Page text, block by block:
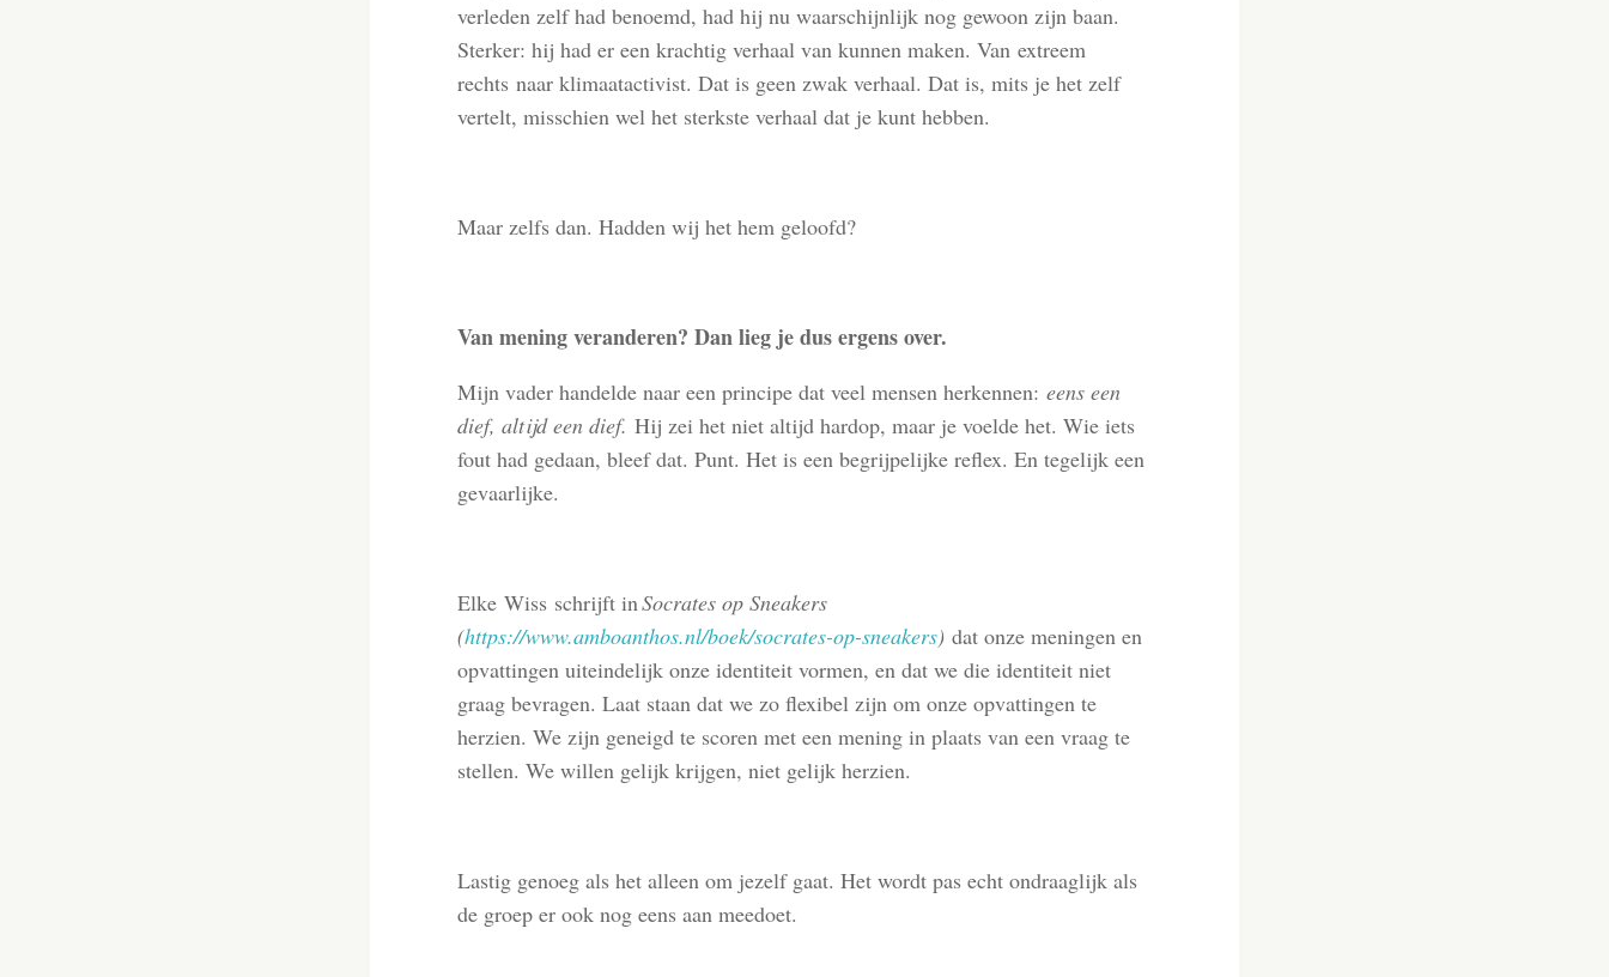
verleden zelf had benoemd, had hij nu waarschijnlijk nog gewoon zijn baan.
Sterker: hij had er een krachtig verhaal van kunnen maken. Van extreem
rechts naar klimaatactivist. Dat is geen zwak verhaal. Dat is, mits je het zelf
vertelt, misschien wel het sterkste verhaal dat je kunt hebben.
Maar zelfs dan. Hadden wij het hem geloofd?
Van mening veranderen? Dan lieg je dus ergens over.
Mijn vader handelde naar een principe dat veel mensen herkennen: eens een
dief, altijd een dief. Hij zei het niet altijd hardop, maar je voelde het. Wie iets
fout had gedaan, bleef dat. Punt. Het is een begrijpelijke reflex. En tegelijk een
gevaarlijke.
Elke Wiss schrijft inSocrates op Sneakers
(https://www.amboanthos.nl/boek/socrates-op-sneakers)dat onze meningen en
opvattingen uiteindelijk onze identiteit vormen, en dat we die identiteit niet
graag bevragen. Laat staan dat we zo flexibel zijn om onze opvattingen te
herzien. We zijn geneigd te scoren met een mening in plaats van een vraag te
stellen. We willen gelijk krijgen, niet gelijk herzien.
Lastig genoeg als het alleen om jezelf gaat. Het wordt pas echt ondraaglijk als
de groep er ook nog eens aan meedoet.